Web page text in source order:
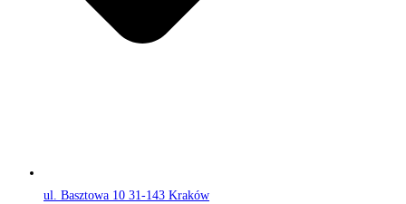
ul. Basztowa 10 31-143 Kraków